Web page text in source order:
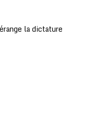
la dictature